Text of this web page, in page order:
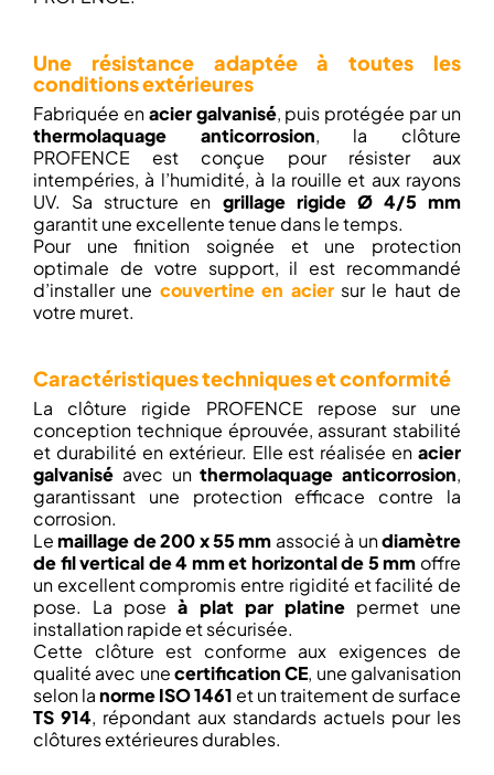
Une résistance adaptée à toutes les
conditions extérieures
Fabriquée enacier galvanisé, puis protégée par un
thermolaquage anticorrosion, la clôture
PROFENCE est conçue pour résister aux
intempéries, à l’humidité, à la rouille et aux rayons
UV. Sa structure en grillage rigide Ø 4/5 mm
garantit une excellente tenue dans le temps.
Pour une finition soignée et une protection
optimale de votre support, il est recommandé
d’installer une couvertine en aciersur le haut de
votre muret.
Caractéristiques techniques et conformité
La clôture rigide PROFENCE repose sur une
conception technique éprouvée, assurant stabilité
et durabilité en extérieur. Elle est réalisée en acier
galvanisé avec unthermolaquage anticorrosion,
garantissant une protection efficace contre la
corrosion.
Lemaillage de 200 x 55 mm associé à undiamètre
de fil vertical de 4 mm et horizontal de 5 mm offre
un excellent compromis entre rigidité et facilité de
pose. La poseà plat par platinepermet une
installation rapide et sécurisée.
Cette clôture est conforme aux exigences de
qualité avec unecertification CE, une galvanisation
selon lanorme ISO 1461et un traitement de surface
TS 914, répondant aux standards actuels pour les
clôtures extérieures durables.